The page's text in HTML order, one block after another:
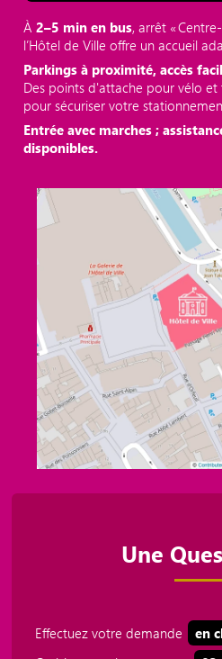
À2–5 min en bus, arrêt «
l’Hôtel de Ville offre un accueil
Parkings à proximité, accès
Des points d'attache pour vélo
pour sécuriser votre
Entrée avec marches ;
disponibles.
Une
Effectuez votre demande
en